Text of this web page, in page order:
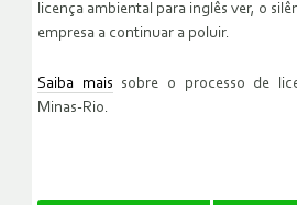
licença ambiental para inglês ver, o
empresa a continuar a poluir.
Saiba mais sobre o processo de
Minas-Rio.